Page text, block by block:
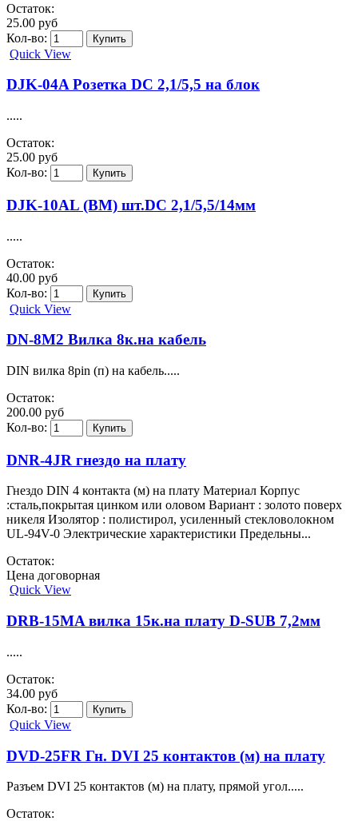
Остаток:
25.00 руб
Кол-во:
Quick View
DJK-04A Розетка DC 2,1/5,5 на блок
.....
Остаток:
25.00 руб
Кол-во:
DJK-10AL (BM) шт.DC 2,1/5,5/14мм
.....
Остаток:
40.00 руб
Кол-во:
Quick View
DN-8M2 Вилка 8к.на кабель
DIN вилка 8pin (п) на кабель.....
Остаток:
200.00 руб
Кол-во:
DNR-4JR гнездо на плату
Гнездо DIN 4 контакта (м) на плату Материал Корпус
:сталь,покрытая цинком или оловом Вариант : золото поверх
никеля Изолятор : полистирол, усиленный стекловолокном
UL-94V-0 Электрические характеристики Предельны...
Остаток:
Цена договорная
Quick View
DRB-15MA вилка 15к.на плату D-SUB 7,2мм
.....
Остаток:
34.00 руб
Кол-во:
Quick View
DVD-25FR Гн. DVI 25 контактов (м) на плату
Разъем DVI 25 контактов (м) на плату, прямой угол.....
Остаток: